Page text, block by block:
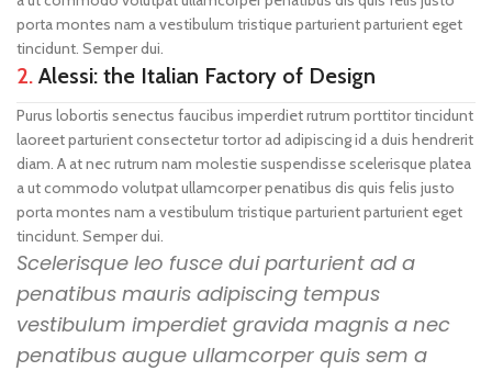
porta montes nam a vestibulum tristique parturient parturient eget
tincidunt. Semper dui.
2. Alessi: the Italian Factory of Design
Purus lobortis senectus faucibus imperdiet rutrum porttitor tincidunt
laoreet parturient consectetur tortor ad adipiscing id a duis hendrerit
diam. A at nec rutrum nam molestie suspendisse scelerisque platea
a ut commodo volutpat ullamcorper penatibus dis quis felis justo
porta montes nam a vestibulum tristique parturient parturient eget
tincidunt. Semper dui.
Scelerisque leo fusce dui parturient ad a
penatibus mauris adipiscing tempus
vestibulum imperdiet gravida magnis a nec
penatibus augue ullamcorper quis sem a